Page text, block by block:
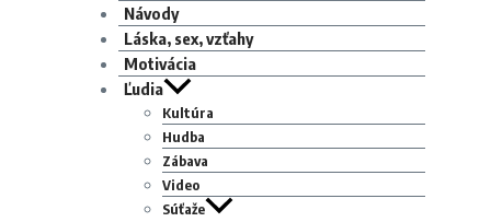
Návody
Láska, sex, vzťahy
Motivácia
Ľudia
Kultúra
Hudba
Zábava
Video
Súťaže